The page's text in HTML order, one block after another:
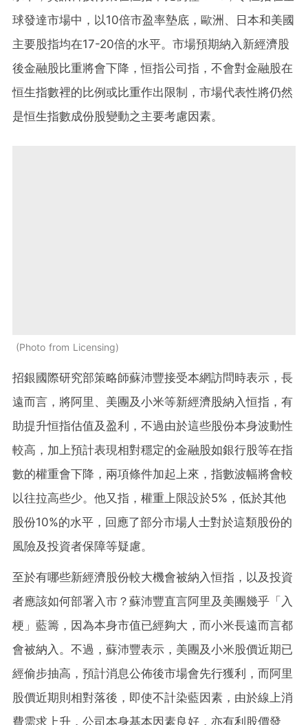
球發達市場中，以10倍市盈率墊底，歐洲、日本和美國
主要股指均在17-20倍的水平。市場預期納入新經濟股
後金融股比重將會下降，恒指公司指，不會對金融股在
恒生指數裡的比例或比重作出限制，市場代表性將仍然
是恒生指數成份股變動之主要考慮因素。
Photo from Licensing
招銀國際研究部策略師蘇沛豐接受本網訪問時表示，長
遠而言，將阿里、美團及小米等新經濟股納入恒指，有
助提升恒指估值及盈利，不過由於這些股份本身波動性
較高，加上預計表現相對穩定的金融股如銀行股等在指
數的權重會下降，兩項條件加起上來，指數波幅將會較
以往拉高些少。他又指，權重上限設於5%，低於其他
股份10%的水平，回應了部分市場人士對於這類股份的
風險及投資者保障等疑慮。
至於有哪些新經濟股份較大機會被納入恒指，以及投資
者應該如何部署入市？蘇沛豐直言阿里及美團幾乎「入
梗」藍籌，因為本身市值已經夠大，而小米長遠而言都
會被納入。不過，蘇沛豐表示，美團及小米股價近期已
經偷步抽高，預計消息公佈後市場會先行獲利，而阿里
股價近期則相對落後，即使不計染藍因素，由於線上消
費需求上升，公司本身基本因素良好，亦有利股價發